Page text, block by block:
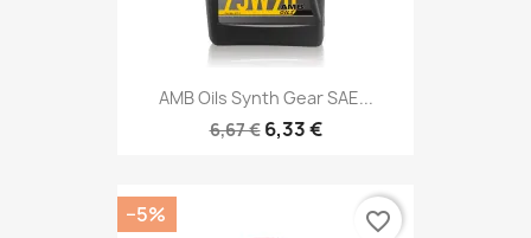
AMB Oils Synth Gear SAE...
6,67 € 6,33 €
−5%
favorite_border